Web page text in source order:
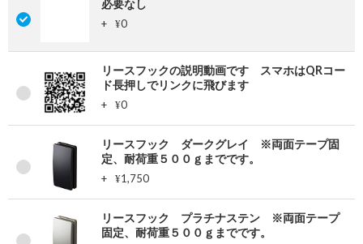
必要なし
+ ¥0
リースフックの説明動画です スマホはQRコー
ド長押しでリンクに飛びます
+ ¥0
リースフック ダークグレイ ※両面テープ固
定、耐荷重５００ｇまでです。
+ ¥1,750
リースフック プラチナステン ※両面テープ
固定、耐荷重５００ｇまでです。